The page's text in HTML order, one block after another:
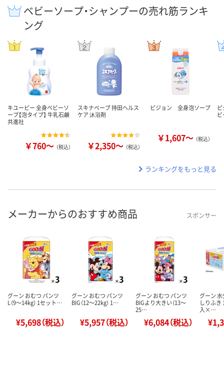
ベビーソープ・シャンプーの売れ筋ランキ
ング
キユーピー 全身ベビーソ
ープ【泡タイプ】 牛乳石鹸
共進社
￥760～ （税込）
スキナベーブ 持田ヘルス
ケア 沐浴剤
￥2,350～ （税込）
ピジョン 全身泡ソープ
￥1,607～ （税込）
ランキングをもっと見る
メーカーからのおすすめ商品 スポンサー
グーン おむつ パンツ
L（9～14kg） 1セット…
¥5,698（税込）
グーン おむつ パンツ
BIG（12～22kg） 1…
¥5,957（税込）
グーン おむつ パンツ
BIGより大きい（13～
25…
¥6,084（税込）
グーン
しりふき
入×…